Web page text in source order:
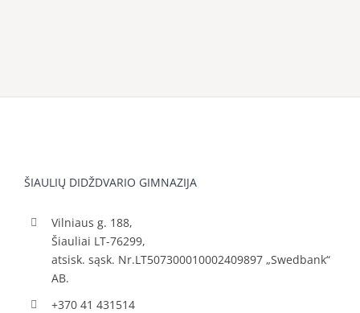
ŠIAULIŲ DIDŽDVARIO GIMNAZIJA
Vilniaus g. 188,
Šiauliai LT-76299,
atsisk. sąsk. Nr.LT507300010002409897 „Swedbank“
AB.
+370 41 431514